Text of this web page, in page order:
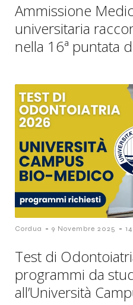
Ammissione
universitaria
nella 16ª puntata
Cordua - 9 Novembre 2025 -
Test di
programmi da
all’Università